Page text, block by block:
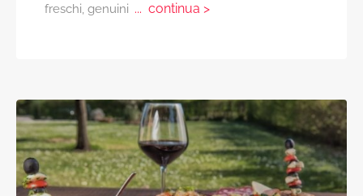
freschi, genuini ... continua >